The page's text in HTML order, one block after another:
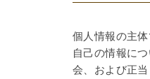
個人情報の主体
自己の情報に
会、および正当